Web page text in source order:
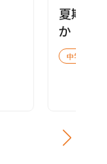
夏期講
か！
中学受験